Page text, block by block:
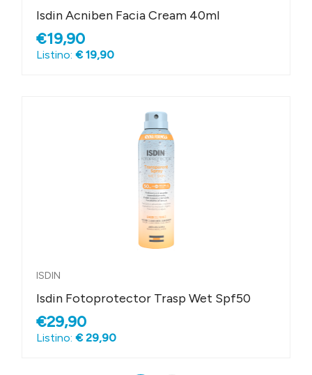
Isdin Acniben Facia Cream 40ml
€19,90
Listino: € 19,90
ISDIN
Isdin Fotoprotector Trasp Wet Spf50
€29,90
Listino: € 29,90